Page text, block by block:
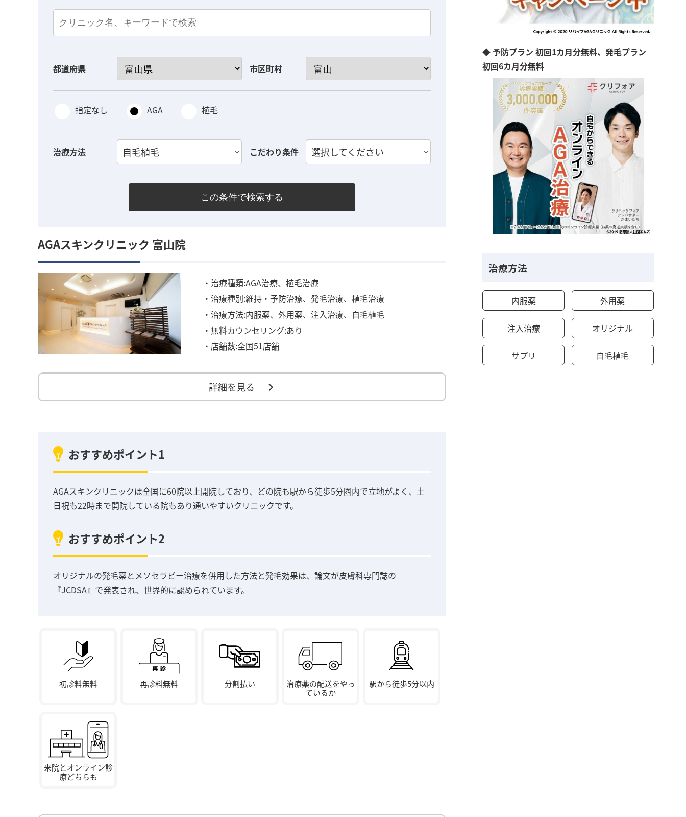
都道府県 市区町村
指定なし AGA 植毛
治療方法 自毛植毛 こだわり条件 選択してください
この条件で検索する
AGAスキンクリニック 富山院
・治療種類:AGA治療、植毛治療
・治療種別:維持・予防治療、発毛治療、植毛治療
・治療方法:内服薬、外用薬、注入治療、自毛植毛
・無料カウンセリング:あり
・店舗数:全国51店舗
詳細を見る
おすすめポイント1
AGAスキンクリニックは全国に60院以上開院しており、どの院も駅から徒歩5分圏内で立地がよく、土
日祝も22時まで開院している院もあり通いやすいクリニックです。
おすすめポイント2
オリジナルの発毛薬とメソセラピー治療を併用した方法と発毛効果は、論文が皮膚科専門誌の
『JCDSA』で発表され、世界的に認められています。
初診料無料 再診料無料 分割払い
治療薬の配送をやっ
ているか
駅から徒歩5分以内
来院とオンライン診
療どちらも
◆ 予防プラン 初回1カ月分無料、発毛プラン
初回6カ月分無料
治療方法
内服薬 外用薬
注入治療 オリジナル
サプリ 自毛植毛